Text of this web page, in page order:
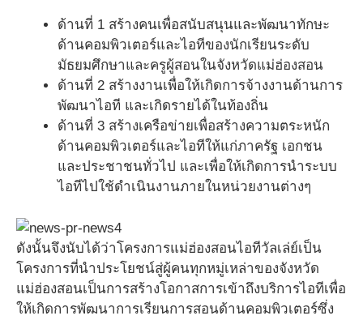
ด้านที่ 1 สร้างคนเพื่อสนับสนุนและพัฒนาทักษะ
ด้านคอมพิวเตอร์และไอทีของนักเรียนระดับ
มัธยมศึกษาและครูผู้สอนในจังหวัดแม่ฮ่องสอน
ด้านที่ 2 สร้างงานเพื่อให้เกิดการจ้างงานด้านการ
พัฒนาไอที และเกิดรายได้ในท้องถิ่น
ด้านที่ 3 สร้างเครือข่ายเพื่อสร้างความตระหนัก
ด้านคอมพิวเตอร์และไอทีให้แก่ภาครัฐ เอกชน
และประชาชนทั่วไป และเพื่อให้เกิดการนำระบบ
ไอทีไปใช้ดำเนินงานภายในหน่วยงานต่างๆ
ดังนั้นจึงนับได้ว่าโครงการแม่ฮ่องสอนไอทีวัลเล่ย์เป็น
โครงการที่นำประโยชน์สู่ผู้คนทุกหมู่เหล่าของจังหวัด
แม่ฮ่องสอนเป็นการสร้างโอกาสการเข้าถึงบริการไอทีเพื่อ
ให้เกิดการพัฒนาการเรียนการสอนด้านคอมพิวเตอร์ซึ่ง